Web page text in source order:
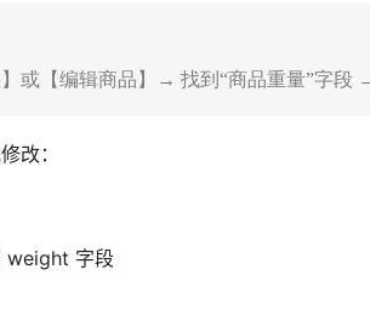
或【编辑商品】→ 找到“商品重量”字段
改：
weight 字段